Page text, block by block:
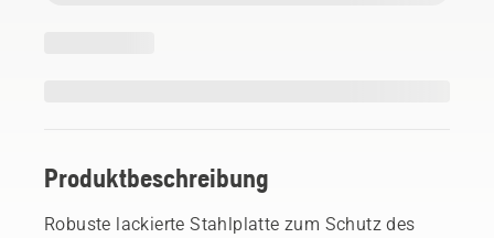
Produktbeschreibung
Robuste lackierte Stahlplatte zum Schutz des